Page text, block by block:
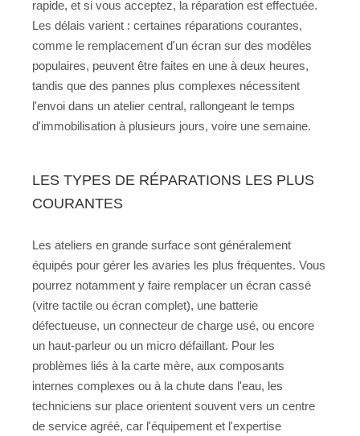
rapide, et si vous acceptez, la réparation est effectuée.
Les délais varient : certaines réparations courantes,
comme le remplacement d'un écran sur des modèles
populaires, peuvent être faites en une à deux heures,
tandis que des pannes plus complexes nécessitent
l'envoi dans un atelier central, rallongeant le temps
d'immobilisation à plusieurs jours, voire une semaine.
LES TYPES DE RÉPARATIONS LES PLUS
COURANTES
Les ateliers en grande surface sont généralement
équipés pour gérer les avaries les plus fréquentes. Vous
pourrez notamment y faire remplacer un écran cassé
(vitre tactile ou écran complet), une batterie
défectueuse, un connecteur de charge usé, ou encore
un haut-parleur ou un micro défaillant. Pour les
problèmes liés à la carte mère, aux composants
internes complexes ou à la chute dans l'eau, les
techniciens sur place orientent souvent vers un centre
de service agréé, car l'équipement et l'expertise